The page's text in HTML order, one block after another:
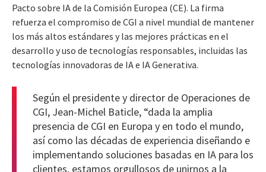
Pacto sobre IA de la Comisión Europea (CE). La firma
refuerza el compromiso de CGI a nivel mundial de mantener
los más altos estándares y las mejores prácticas en el
desarrollo y uso de tecnologías responsables, incluidas las
tecnologías innovadoras de IA e IA Generativa.
Según el presidente y director de Operaciones de
CGI, Jean-Michel Baticle, “dada la amplia
presencia de CGI en Europa y en todo el mundo,
así como las décadas de experiencia diseñando e
implementando soluciones basadas en IA para los
clientes, estamos orgullosos de unirnos a la